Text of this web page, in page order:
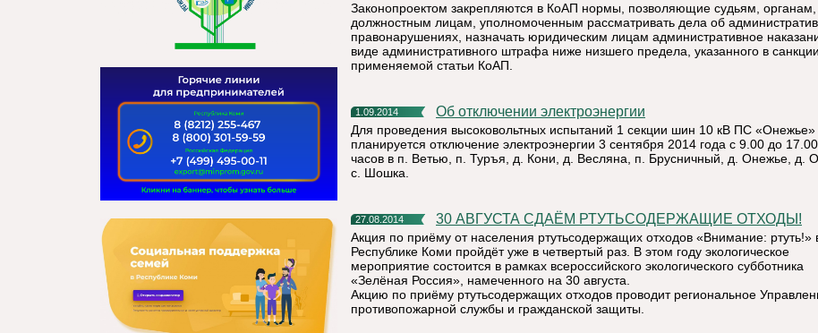
Законопроектом закрепляются в КоАП нормы, позволяющие судьям, органам,
должностным лицам, уполномоченным рассматривать дела об
правонарушениях, назначать юридическим лицам административное
виде административного штрафа ниже низшего предела, указанного в санкции
применяемой статьи КоАП.
1.09.2014 Об отключении электроэнергии
Для проведения высоковольтных испытаний 1 секции шин 10 кВ ПС «Онежье»
планируется отключение электроэнергии 3 сентября 2014 года с 9.00 до 17.00
часов в п. Ветью, п. Туръя, д. Кони, д. Весляна, п. Брусничный, д. Онежье, д.
с. Шошка.
27.08.2014 30 АВГУСТА СДАЁМ РТУТЬСОДЕРЖАЩИЕ ОТХОДЫ!
Акция по приёму от населения ртутьсодержащих отходов «Внимание: ртуть!»
Республике Коми пройдёт уже в четвертый раз. В этом году экологическое
мероприятие состоится в рамках всероссийского экологического субботника
«Зелёная Россия», намеченного на 30 августа.
Акцию по приёму ртутьсодержащих отходов проводит региональное
противопожарной службы и гражданской защиты.